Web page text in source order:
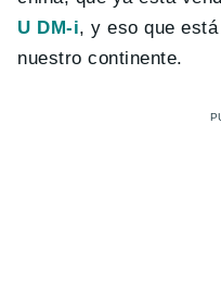
U DM-i, y eso que
nuestro continente.